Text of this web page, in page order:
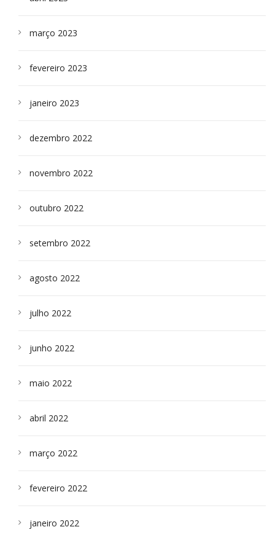
março 2023
fevereiro 2023
janeiro 2023
dezembro 2022
novembro 2022
outubro 2022
setembro 2022
agosto 2022
julho 2022
junho 2022
maio 2022
abril 2022
março 2022
fevereiro 2022
janeiro 2022